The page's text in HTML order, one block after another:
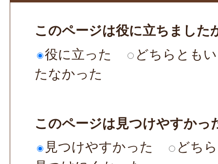
このページは役に立ちました
役に立った
どちらとも
たなかった
このページは見つけやすかっ
見つけやすかった
どち